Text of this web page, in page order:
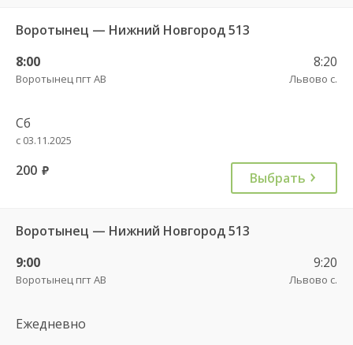
Воротынец — Нижний Новгород 513
8:00
Воротынец пгт АВ
8:20
Львово с.
Сб
с 03.11.2025
200 руб. Выбрать
Воротынец — Нижний Новгород 513
9:00
Воротынец пгт АВ
9:20
Львово с.
Ежедневно